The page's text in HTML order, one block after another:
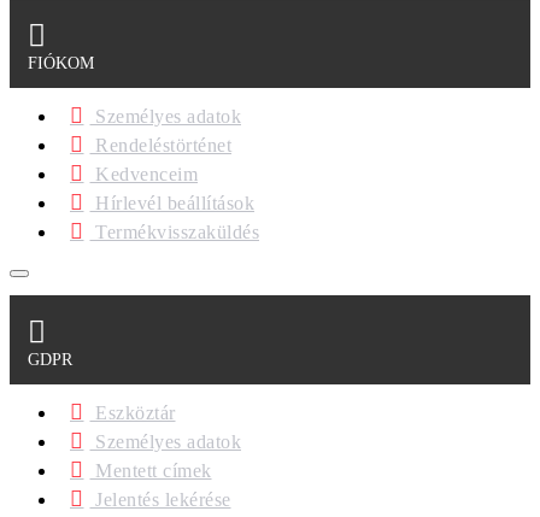
FIÓKOM
Személyes adatok
Rendeléstörténet
Kedvenceim
Hírlevél beállítások
Termékvisszaküldés
GDPR
Eszköztár
Személyes adatok
Mentett címek
Jelentés lekérése